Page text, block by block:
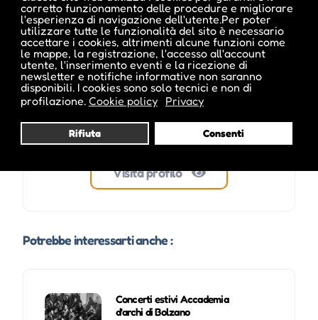
corretto funzionamento delle procedure e migliorare
l'esperienza di navigazione dell'utente.Per poter
utilizzare tutte le funzionalità del sito è necessario
accettare i cookies, altrimenti alcune funzioni come
le mappe, la registrazione, l'accesso all'account
utente, l'inserimento eventi e la ricezione di
newsletter e notifiche informative non saranno
disponibili. I cookies sono solo tecnici e non di
profilazione. Cookie policy Privacy
Rifiuta Consenti
Visita profilo
Potrebbe interessarti anche :
Concerti estivi Accademia
d'archi di Bolzano